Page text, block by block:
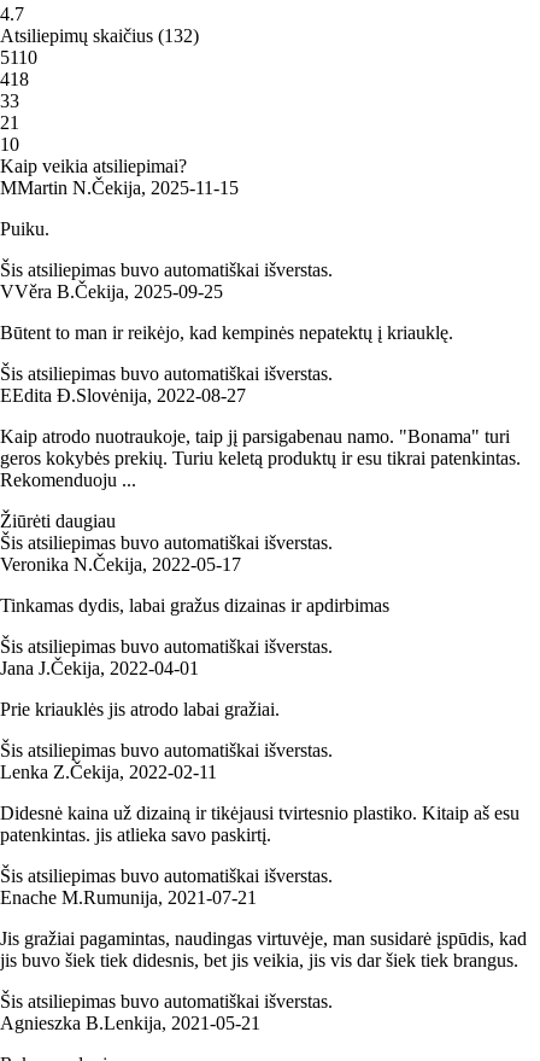
4.7
Atsiliepimų skaičius (132)
5110
418
33
21
10
Kaip veikia atsiliepimai?
MMartin N.Čekija, 2025‑11‑15
Puiku.
Šis atsiliepimas buvo automatiškai išverstas.
VVěra B.Čekija, 2025‑09‑25
Būtent to man ir reikėjo, kad kempinės nepatektų į kriauklę.
Šis atsiliepimas buvo automatiškai išverstas.
EEdita Đ.Slovėnija, 2022‑08‑27
Kaip atrodo nuotraukoje, taip jį parsigabenau namo. "Bonama" turi
geros kokybės prekių. Turiu keletą produktų ir esu tikrai patenkintas.
Rekomenduoju ...
Žiūrėti daugiau
Šis atsiliepimas buvo automatiškai išverstas.
Veronika N.Čekija, 2022‑05‑17
Tinkamas dydis, labai gražus dizainas ir apdirbimas
Šis atsiliepimas buvo automatiškai išverstas.
Jana J.Čekija, 2022‑04‑01
Prie kriauklės jis atrodo labai gražiai.
Šis atsiliepimas buvo automatiškai išverstas.
Lenka Z.Čekija, 2022‑02‑11
Didesnė kaina už dizainą ir tikėjausi tvirtesnio plastiko. Kitaip aš esu
patenkintas. jis atlieka savo paskirtį.
Šis atsiliepimas buvo automatiškai išverstas.
Enache M.Rumunija, 2021‑07‑21
Jis gražiai pagamintas, naudingas virtuvėje, man susidarė įspūdis, kad
jis buvo šiek tiek didesnis, bet jis veikia, jis vis dar šiek tiek brangus.
Šis atsiliepimas buvo automatiškai išverstas.
Agnieszka B.Lenkija, 2021‑05‑21